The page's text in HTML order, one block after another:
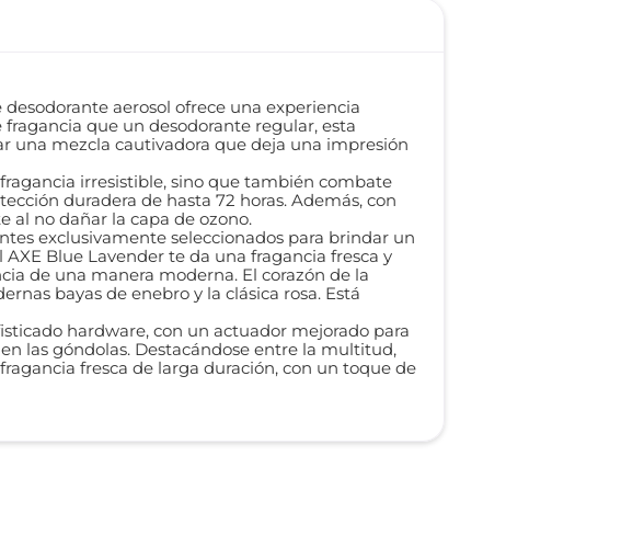
aerosol ofrece una experiencia
que un desodorante regular, esta
una mezcla cautivadora que deja una impresión
irresistible, sino que también combate
duradera de hasta 72 horas. Además, con
al no dañar la capa de ozono.
exclusivamente seleccionados para brindar un
Blue Lavender te da una fragancia fresca y
de una manera moderna. El corazón de la
bayas de enebro y la clásica rosa. Está
hardware, con un actuador mejorado para
las góndolas. Destacándose entre la multitud,
fresca de larga duración, con un toque de